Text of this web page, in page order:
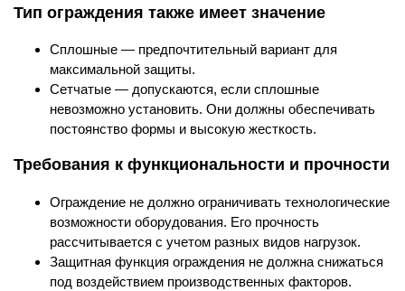
Тип ограждения также имеет значение
Сплошные — предпочтительный вариант для
максимальной защиты.
Сетчатые — допускаются, если сплошные
невозможно установить. Они должны обеспечивать
постоянство формы и высокую жесткость.
Требования к функциональности и прочности
Ограждение не должно ограничивать технологические
возможности оборудования. Его прочность
рассчитывается с учетом разных видов нагрузок.
Защитная функция ограждения не должна снижаться
под воздействием производственных факторов.